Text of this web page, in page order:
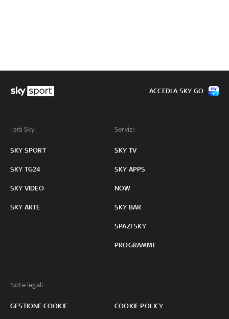
I siti Sky:
SKY SPORT
SKY TG24
SKY VIDEO
SKY ARTE
Servizi:
SKY TV
SKY APPS
NOW
SKY BAR
SPAZI SKY
PROGRAMMI
Note legali:
GESTIONE COOKIE COOKIE POLICY
ACCEDI A SKY GO